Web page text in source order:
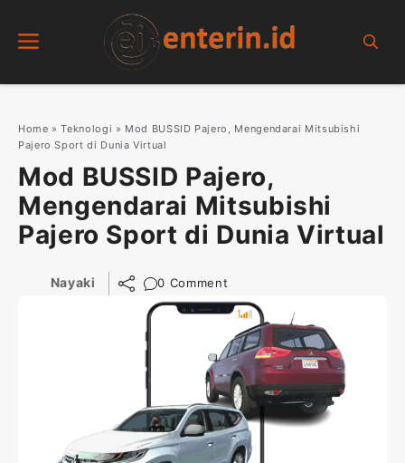
Menu
Home »Teknologi » Mod BUSSID Pajero, Mengendarai Mitsubishi
Pajero Sport di Dunia Virtual
Mod BUSSID Pajero,
Mengendarai Mitsubishi
Pajero Sport di Dunia Virtual
Nayaki 0 Comment